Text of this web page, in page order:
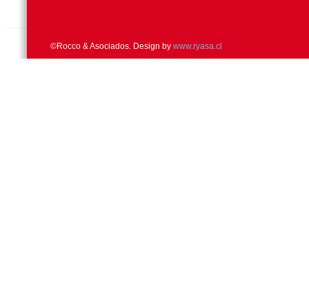
©Rocco & Asociados. Design by www.ryasa.cl